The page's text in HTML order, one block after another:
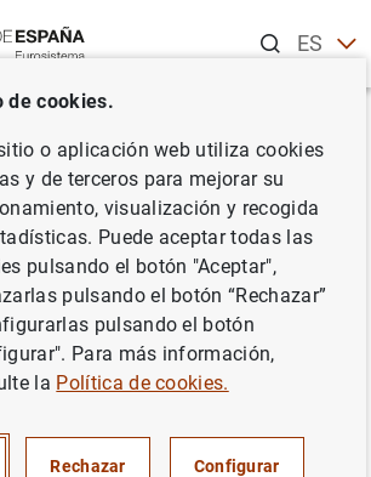
ESEN
de emisiones de
la zona del euro:
de cookies.
o aplicación web utiliza cookies
y de terceros para mejorar su
visualización y recogida
Puede aceptar todas las
pulsando el botón "Aceptar",
pulsando el botón “Rechazar”
pulsando el botón
Para más información,
la Política de cookies.
Rechazar Configurar